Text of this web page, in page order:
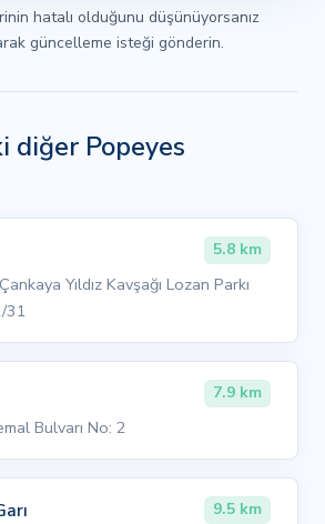
hatalı olduğunu düşünüyorsanız
güncelleme isteği gönderin.
diğer Popeyes
5.8 km
Yıldız Kavşağı Lozan Parkı
31
7.9 km
Bulvarı No: 2
9.5 km